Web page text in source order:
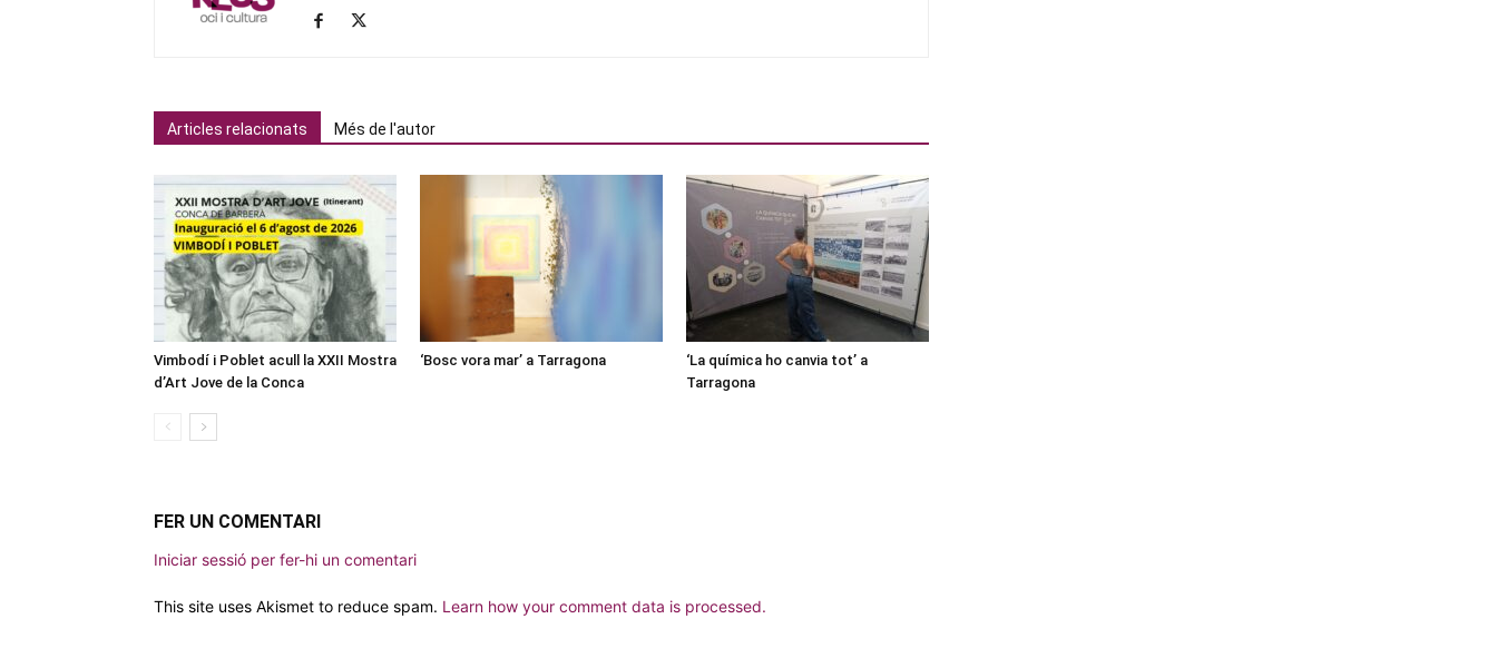
Articles relacionats Més de l'autor
Vimbodí i Poblet acull la XXII Mostra
d’Art Jove de la Conca
‘Bosc vora mar’ a Tarragona
‘La química ho canvia tot’ a
Tarragona
FER UN COMENTARI
Iniciar sessió per fer-hi un comentari
This site uses Akismet to reduce spam. Learn how your comment data is processed.